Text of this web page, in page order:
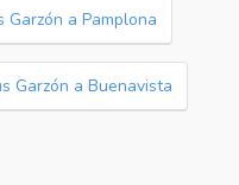
Garzón a Pamplona
Garzón a Buenavista